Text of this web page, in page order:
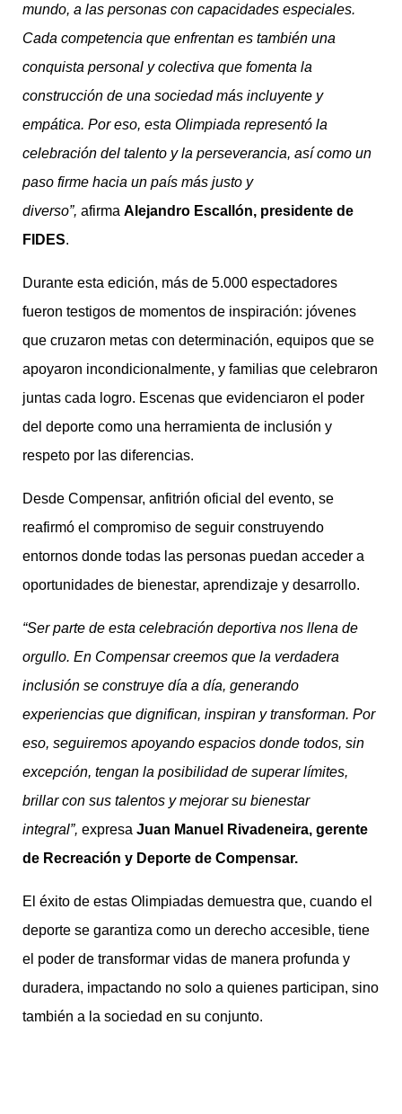
mundo, a las personas con capacidades especiales.
Cada competencia que enfrentan es también una
conquista personal y colectiva que fomenta la
construcción de una sociedad más incluyente y
empática. Por eso, esta Olimpiada representó la
celebración del talento y la perseverancia, así como un
paso firme hacia un país más justo y
diverso”, afirma Alejandro Escallón, presidente de
FIDES.
Durante esta edición, más de 5.000 espectadores
fueron testigos de momentos de inspiración: jóvenes
que cruzaron metas con determinación, equipos que se
apoyaron incondicionalmente, y familias que celebraron
juntas cada logro. Escenas que evidenciaron el poder
del deporte como una herramienta de inclusión y
respeto por las diferencias.
Desde Compensar, anfitrión oficial del evento, se
reafirmó el compromiso de seguir construyendo
entornos donde todas las personas puedan acceder a
oportunidades de bienestar, aprendizaje y desarrollo.
“Ser parte de esta celebración deportiva nos llena de
orgullo. En Compensar creemos que la verdadera
inclusión se construye día a día, generando
experiencias que dignifican, inspiran y transforman. Por
eso, seguiremos apoyando espacios donde todos, sin
excepción, tengan la posibilidad de superar límites,
brillar con sus talentos y mejorar su bienestar
integral”, expresa Juan Manuel Rivadeneira, gerente
de Recreación y Deporte de Compensar.
El éxito de estas Olimpiadas demuestra que, cuando el
deporte se garantiza como un derecho accesible, tiene
el poder de transformar vidas de manera profunda y
duradera, impactando no solo a quienes participan, sino
también a la sociedad en su conjunto.